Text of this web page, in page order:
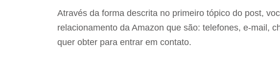
Através da forma descrita no primeiro tópico do post,
relacionamento da Amazon que são: telefones, e-mail,
quer obter para entrar em contato.